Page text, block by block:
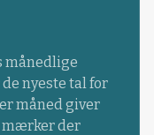
månedlige
nyeste tal for
måned giver
mærker der